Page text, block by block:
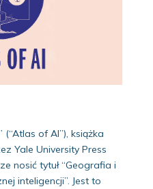
of AI”), książka
Yale University Press
nosić tytuł “Geografia i
inteligencji”. Jest to